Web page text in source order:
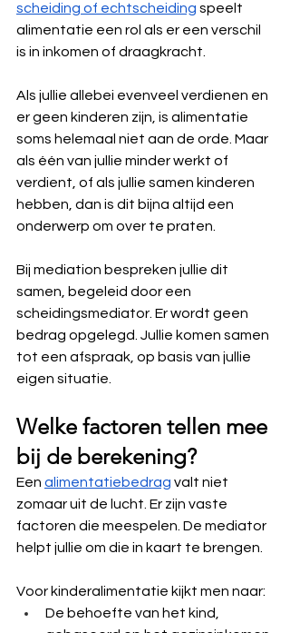
scheiding of echtscheiding speelt
alimentatie een rol als er een verschil
is in inkomen of draagkracht.
Als jullie allebei evenveel verdienen en
er geen kinderen zijn, is alimentatie
soms helemaal niet aan de orde. Maar
als één van jullie minder werkt of
verdient, of als jullie samen kinderen
hebben, dan is dit bijna altijd een
onderwerp om over te praten.
Bij mediation bespreken jullie dit
samen, begeleid door een
scheidingsmediator. Er wordt geen
bedrag opgelegd. Jullie komen samen
tot een afspraak, op basis van jullie
eigen situatie.
Welke factoren tellen mee
bij de berekening?
Een alimentatiebedrag valt niet
zomaar uit de lucht. Er zijn vaste
factoren die meespelen. De mediator
helpt jullie om die in kaart te brengen.
Voor kinderalimentatie kijkt men naar:
De behoefte van het kind,